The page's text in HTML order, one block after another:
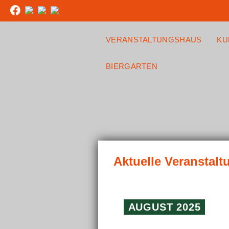
VERANSTALTUNGSHAUS
BIERGARTEN
AUGUST 2025